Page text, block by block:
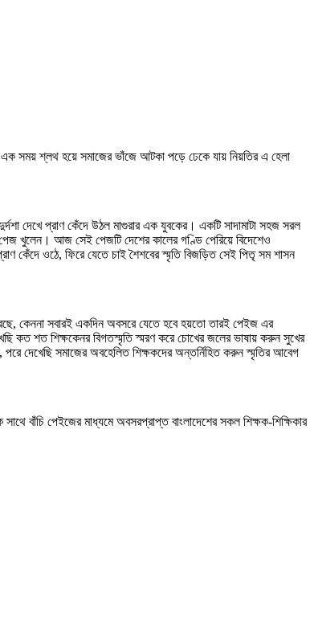
এক সময় শ্লথ হয়ে সমাজের ভাঁজে আটকা পড়ে ঢেকে যায় নিয়তির এ হেলা
দেখে প্রাণ কেঁদে উঠল মাগুরার এক যুবকের। একটি সাদামাটা সহজ সরল
খুলেন। আজ সেই পেজটি দেশের কালের গণ্ডি পেরিয়ে বিদেশেও
কেঁদে ওঠে, ফিরে যেতে চাই শৈশবের স্মৃতি বিজড়িত সেই পিতৃ সম শাসন
কেননা সবারই একদিন অবসরে যেতে হবে হয়তো তারই পেইজ এর
কত শত শিক্ষকেনর বিগতস্মৃতি স্মরণ করে চোখের জলের ভাষায় করুন সুখের
দেখেছি সমাজের অবহেলিত শিক্ষকদের অন্তর্নিহিত করুন স্মৃতির আবেগ
বাঁচি পেইজের মাধ্যমে অবসরপ্রাপ্ত বাংলাদেশের সকল শিক্ষক-শিক্ষিকার